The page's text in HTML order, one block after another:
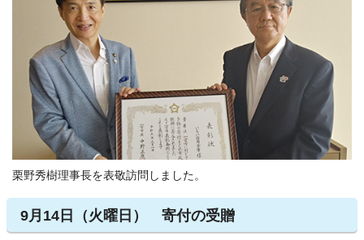
栗野秀樹理事長を表敬訪問しました。
9月14日（火曜日） 寄付の受贈